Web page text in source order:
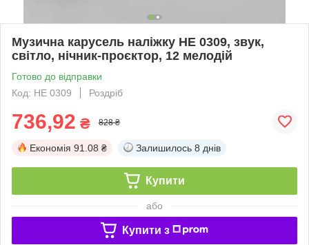
Музична карусель наліжку HE 0309, звук,
світло, нічник-проєктор, 12 мелодій
Готово до відправки
Код: HE 0309
Роздріб
736,92 ₴ 828 ₴
Економія 91.08 ₴ Залишилось 8 днів
Купити
або
Купити з